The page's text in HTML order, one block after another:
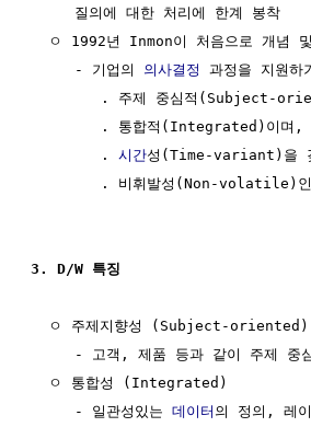
     질의에 대한 처리에 한계 봉착
ㅇ 1992년 Inmon이 처음으로 개념
     - 기업의
의사결정
과정을 지원하
. 주제 중심적(Subject-
        . 통합적(Integrated)이며,
        .
시간성(Time-variant)을
. 비휘발성(Non-volatile)인
3. D/W 특징
  ㅇ 주제지향성 (Subject-oriented)
- 고객, 제품 등과 같이 주제 중
  ㅇ 통합성 (Integrated)
     - 일관성있는
데이터 의 정의, 레